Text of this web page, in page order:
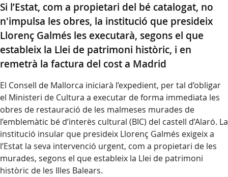
Si l’Estat, com a propietari del bé catalogat, no
n'impulsa les obres, la institució que presideix
Llorenç Galmés les executarà, segons el que
estableix la Llei de patrimoni històric, i en
remetrà la factura del cost a Madrid
El Consell de Mallorca iniciarà l’expedient, per tal d’obligar
el Ministeri de Cultura a executar de forma immediata les
obres de restauració de les malmeses murades de
l’emblemàtic bé d’interès cultural (BIC) del castell d’Alaró. La
institució insular que presideix Llorenç Galmés exigeix a
l’Estat la seva intervenció urgent, com a propietari de les
murades, segons el que estableix la Llei de patrimoni
històric de les Illes Balears.